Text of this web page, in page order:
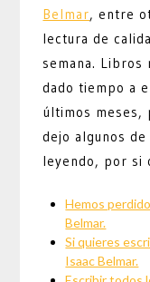
Belmar, entre
lectura de
semana. Libros
dado tiempo a
últimos meses,
dejo algunos
leyendo, por si
Hemos
Belmar.
Si quieres
Isaac Belmar.